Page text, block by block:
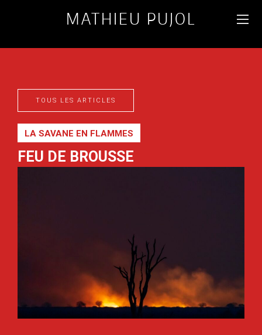
MATHIEU PUJOL
FR
TOUS LES ARTICLES
LA SAVANE EN FLAMMES
FEU DE BROUSSE